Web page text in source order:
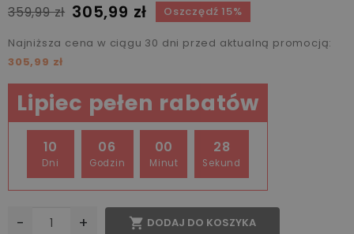
359,99 zł 305,99 zł Oszczędź 15%
Najniższa cena w ciągu 30 dni przed aktualną promocją:
305,99 zł
Lipiec pełen rabatów
10
Dni
06
Godzin
00
Minut
28
Sekund
- +  DODAJ DO KOSZYKA